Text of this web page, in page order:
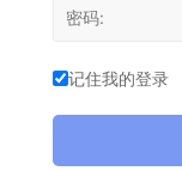
记住我的登录